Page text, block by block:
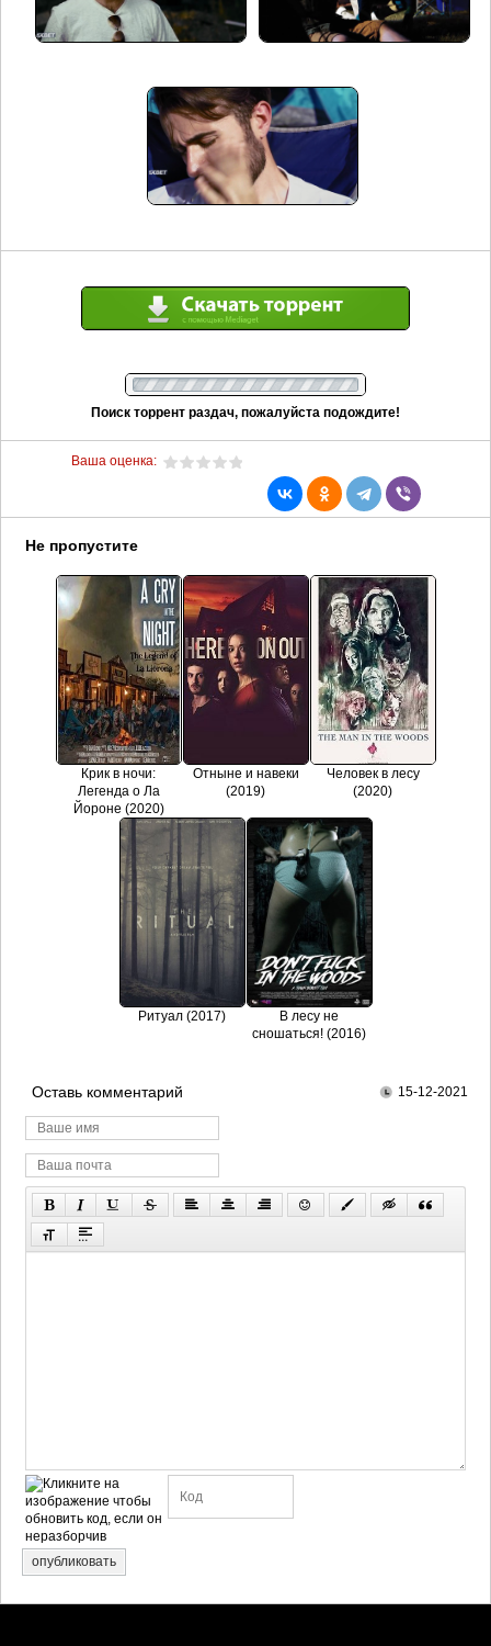
Поиск торрент раздач, пожалуйста подождите!
Ваша оценка:
Не пропустите
Крик в ночи:
Легенда о Ла
Йороне (2020)
Отныне и навеки
(2019)
Человек в лесу
(2020)
Ритуал (2017)
В лесу не
сношаться! (2016)
Оставь комментарий 15-12-2021
опубликовать